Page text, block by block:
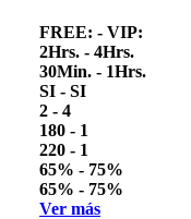
FREE: - VIP:
2Hrs. - 4Hrs.
30Min. - 1Hrs.
SI - SI
2 - 4
180 - 1
220 - 1
65% - 75%
65% - 75%
Ver más